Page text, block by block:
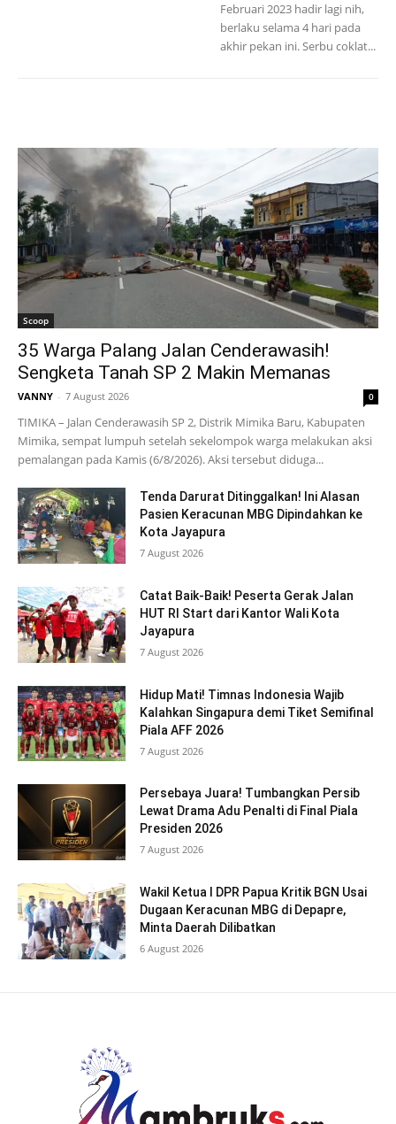
Februari 2023 hadir lagi nih,
berlaku selama 4 hari pada
akhir pekan ini. Serbu coklat...
Scoop
35 Warga Palang Jalan Cenderawasih!
Sengketa Tanah SP 2 Makin Memanas
VANNY - 7 August 2026 0
TIMIKA – Jalan Cenderawasih SP 2, Distrik Mimika Baru, Kabupaten
Mimika, sempat lumpuh setelah sekelompok warga melakukan aksi
pemalangan pada Kamis (6/8/2026). Aksi tersebut diduga...
Tenda Darurat Ditinggalkan! Ini Alasan
Pasien Keracunan MBG Dipindahkan ke
Kota Jayapura
7 August 2026
Catat Baik-Baik! Peserta Gerak Jalan
HUT RI Start dari Kantor Wali Kota
Jayapura
7 August 2026
Hidup Mati! Timnas Indonesia Wajib
Kalahkan Singapura demi Tiket Semifinal
Piala AFF 2026
7 August 2026
Persebaya Juara! Tumbangkan Persib
Lewat Drama Adu Penalti di Final Piala
Presiden 2026
7 August 2026
Wakil Ketua I DPR Papua Kritik BGN Usai
Dugaan Keracunan MBG di Depapre,
Minta Daerah Dilibatkan
6 August 2026